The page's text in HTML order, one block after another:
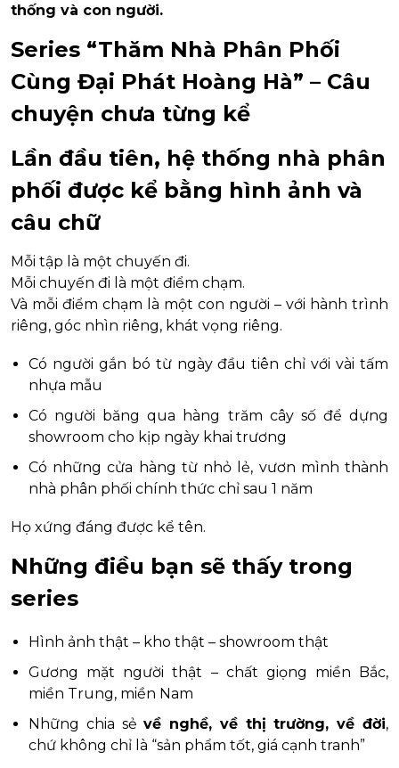
thống và con người.
Series “Thăm Nhà Phân Phối
Cùng Đại Phát Hoàng Hà” – Câu
chuyện chưa từng kể
Lần đầu tiên, hệ thống nhà phân
phối được kể bằng hình ảnh và
câu chữ
Mỗi tập là một chuyến đi.
Mỗi chuyến đi là một điểm chạm.
Và mỗi điểm chạm là một con người – với hành trình
riêng, góc nhìn riêng, khát vọng riêng.
Có người gắn bó từ ngày đầu tiên chỉ với vài tấm
nhựa mẫu
Có người băng qua hàng trăm cây số để dựng
showroom cho kịp ngày khai trương
Có những cửa hàng từ nhỏ lẻ, vươn mình thành
nhà phân phối chính thức chỉ sau 1 năm
Họ xứng đáng được kể tên.
Những điều bạn sẽ thấy trong
series
Hình ảnh thật – kho thật – showroom thật
Gương mặt người thật – chất giọng miền Bắc,
miền Trung, miền Nam
Những chia sẻvề nghề, về thị trường, về đời,
chứ không chỉ là “sản phẩm tốt, giá cạnh tranh”